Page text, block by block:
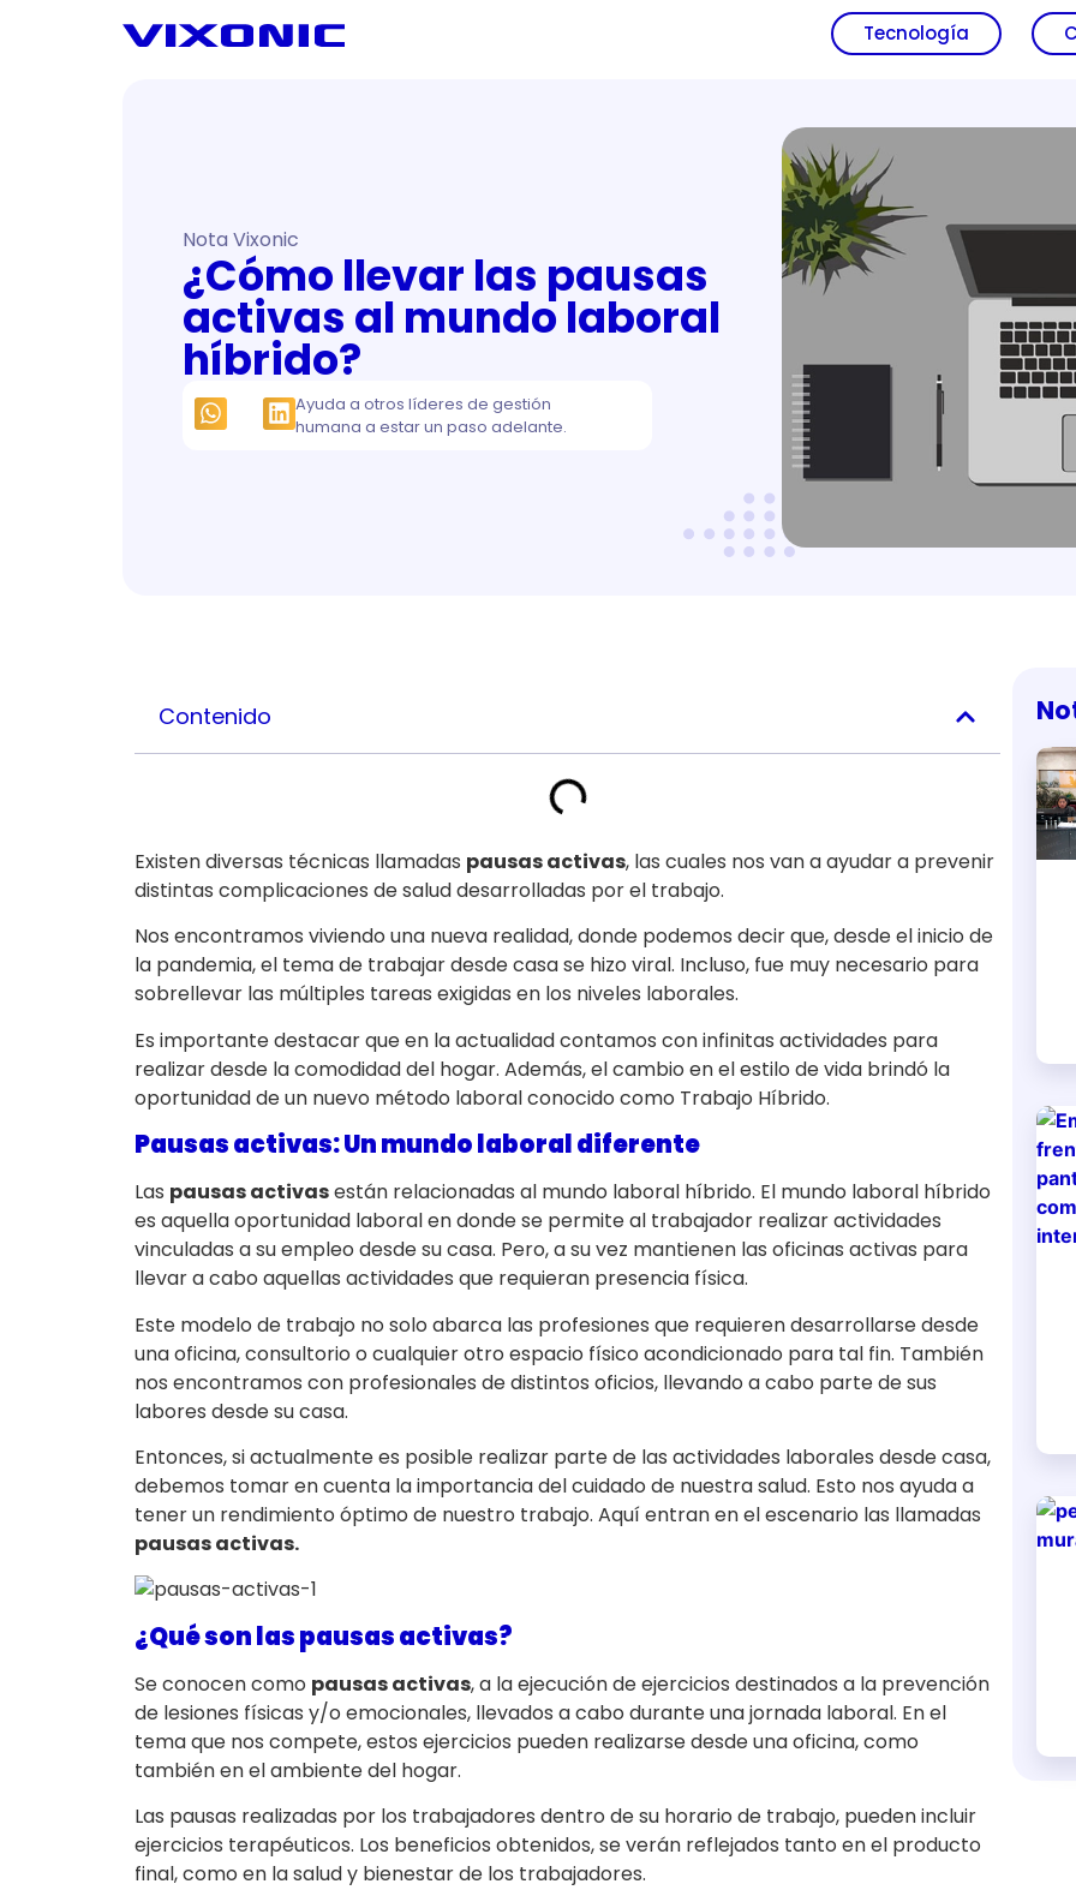
Tecnología
Nota Vixonic
¿Cómo llevar las pausas
activas al mundo laboral
híbrido?
Ayuda a otros líderes de gestión
humana a estar un paso adelante.
Contenido
Existen diversas técnicas llamadas pausas activas, las cuales nos van a ayudar a prevenir
distintas complicaciones de salud desarrolladas por el trabajo.
Nos encontramos viviendo una nueva realidad, donde podemos decir que, desde el inicio de
la pandemia, el tema de trabajar desde casa se hizo viral. Incluso, fue muy necesario para
sobrellevar las múltiples tareas exigidas en los niveles laborales.
Es importante destacar que en la actualidad contamos con infinitas actividades para
realizar desde la comodidad del hogar. Además, el cambio en el estilo de vida brindó la
oportunidad de un nuevo método laboral conocido como Trabajo Híbrido.
Pausas activas: Un mundo laboral diferente
Las pausas activasestán relacionadas al mundo laboral híbrido. El mundo laboral híbrido
es aquella oportunidad laboral en donde se permite al trabajador realizar actividades
vinculadas a su empleo desde su casa. Pero, a su vez mantienen las oficinas activas para
llevar a cabo aquellas actividades que requieran presencia física.
Este modelo de trabajo no solo abarca las profesiones que requieren desarrollarse desde
una oficina, consultorio o cualquier otro espacio físico acondicionado para tal fin. También
nos encontramos con profesionales de distintos oficios, llevando a cabo parte de sus
labores desde su casa.
Entonces, si actualmente es posible realizar parte de las actividades laborales desde casa,
debemos tomar en cuenta la importancia del cuidado de nuestra salud. Esto nos ayuda a
tener un rendimiento óptimo de nuestro trabajo. Aquí entran en el escenario las llamadas
pausas activas.
¿Qué son las pausas activas?
Se conocen como pausas activas, a la ejecución de ejercicios destinados a la prevención
de lesiones físicas y/o emocionales, llevados a cabo durante una jornada laboral. En el
tema que nos compete, estos ejercicios pueden realizarse desde una oficina, como
también en el ambiente del hogar.
Las pausas realizadas por los trabajadores dentro de su horario de trabajo, pueden incluir
ejercicios terapéuticos. Los beneficios obtenidos, se verán reflejados tanto en el producto
final, como en la salud y bienestar de los trabajadores.